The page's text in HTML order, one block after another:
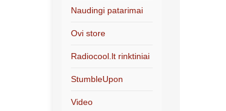
Naudingi patarimai
Ovi store
Radiocool.lt rinktiniai
StumbleUpon
Video